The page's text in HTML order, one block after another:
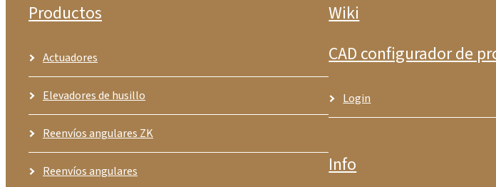
Productos
Actuadores
Elevadores de husillo
Reenvíos angulares ZK
Reenvíos angulares
Wiki
CAD configurador de
Login
Info